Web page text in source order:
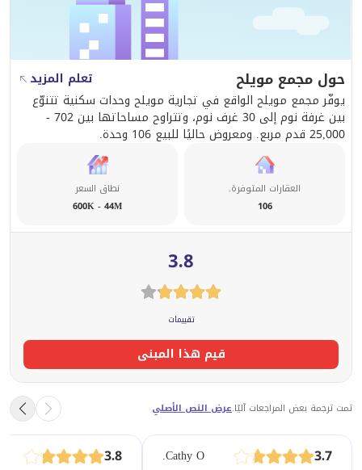
هذا العقار يمثل فرصة حقيقية للمستثمرين الجادين الذين
يبحثون عن أصل عقاري في موقع قابل للنمو والتوسع
Ameer Qazaq
0552338167
نحن شركة وساطة عقارية احترافية نساعدك على بيع أو شراء
أو استثمار العقار بأفضل الفرص المتاحة في السوق مع
تقديم استشارات عقارية موثوقة وخدمة متكاملة
حول مجمع مويلح
تعلم المزيد
يوفّر مجمع مويلح الواقع في تجارية مويلح وحدات سكنية تتنوّع
بين غرفة نوم إلى 30 غرف نوم، وتتراوح مساحاتها بين 702 -
25,000 قدم مربع. ومعروض حاليًا للبيع 106 وحدة.
العقارات المتوفرة.
106
نطاق السعر
600K - 44M
3.8
تقييمات
قيم هذا المبنى
تمت ترجمة بعض المراجعات آليًا.عرض النص الأصلي
3.7
Cathy O.
3.8